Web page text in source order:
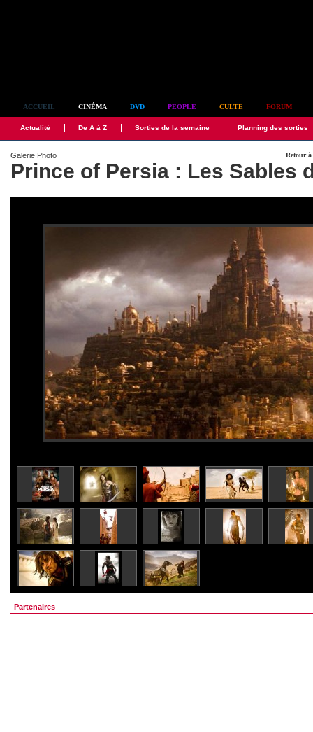
ACCUEIL CINÉMA DVD PEOPLE CULTE FORUM
Actualité De A à Z Sorties de la semaine Planning des sorties
Retour
Galerie Photo
Prince of Persia : Les Sables
Partenaires